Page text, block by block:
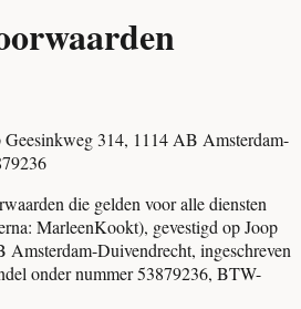
314, 1114 AB Amsterdam-
die gelden voor alle diensten
MarleenKookt), gevestigd op Joop
Duivendrecht, ingeschreven
onder nummer 53879236, BTW-